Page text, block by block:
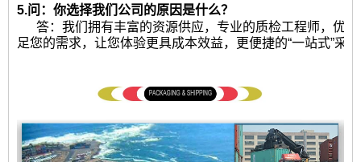
5.问：你选择我们公司的原因是什么？
答：我们拥有丰富的资源供应，专业的质检工程师，优
足您的需求，让您体验更具成本效益，更便捷的“一站式”采